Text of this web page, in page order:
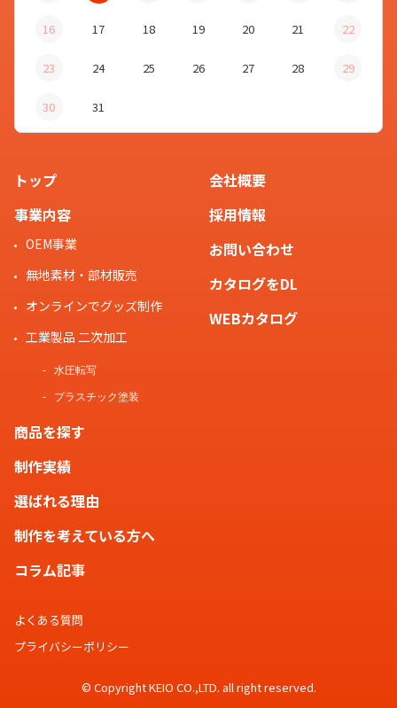
16 17 18 19 20 21 22
23 24 25 26 27 28 29
30 31
トップ
事業内容
OEM事業
無地素材・部材販売
オンラインでグッズ制作
工業製品 二次加工
水圧転写
プラスチック塗装
商品を探す
制作実績
選ばれる理由
制作を考えている方へ
コラム記事
会社概要
採用情報
お問い合わせ
カタログをDL
WEBカタログ
よくある質問
プライバシーポリシー
© Copyright KEIO CO.,LTD. all right reserved.